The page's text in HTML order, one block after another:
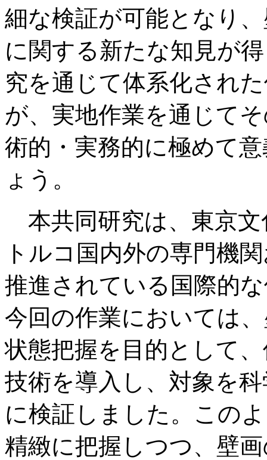
細な検証が可能となり
に関する新たな知見が
究を通じて体系化され
が、実地作業を通じて
術的・実務的に極めて
ょう。
本共同研究は、東京文
トルコ国内外の専門機
推進されている国際的
今回の作業においては
状態把握を目的として
技術を導入し、対象を
に検証しました。この
精緻に把握しつつ、壁